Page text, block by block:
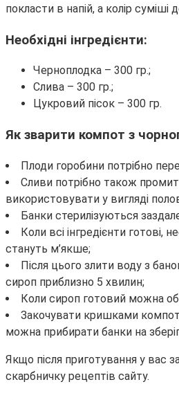
покласти в напій, а колір суміші
Необхідні інгредієнти:
Черноплодка – 300 гр.;
Слива – 300 гр.;
Цукровий пісок – 300 гр.
Як зварити компот з
Плоди горобини потрібно
Сливи потрібно також
використовувати у вигляді
Банки стерилізуються
Коли всі інгредієнти готові,
стануть м’якше;
Після цього злити воду з
сироп приблизно 5 хвилин;
Коли сироп готовий можна
Закочувати кришками компот
можна прибирати банки на
Якщо після приготування у вас
скарбничку рецептів сайту.